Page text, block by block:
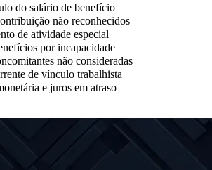
do salário de benefício
não reconhecidos
de atividade especial
por incapacidade
não consideradas
de vínculo trabalhista
e juros em atraso